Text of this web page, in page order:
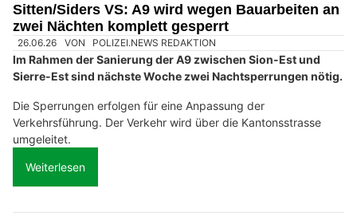
Sitten/Siders VS: A9 wird wegen Bauarbeiten an
zwei Nächten komplett gesperrt
26.06.26 VON POLIZEI.NEWS REDAKTION
Im Rahmen der Sanierung der A9 zwischen Sion-Est und
Sierre-Est sind nächste Woche zwei Nachtsperrungen nötig.
Die Sperrungen erfolgen für eine Anpassung der
Verkehrsführung. Der Verkehr wird über die Kantonsstrasse
umgeleitet.
Weiterlesen